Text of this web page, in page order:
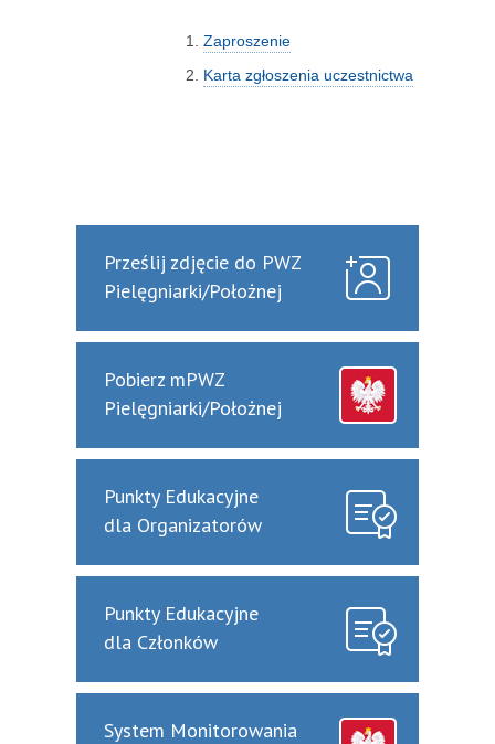
Zaproszenie
Karta zgłoszenia uczestnictwa
Prześlij zdjęcie do PWZ
Pielęgniarki/Położnej
Pobierz mPWZ
Pielęgniarki/Położnej
Punkty Edukacyjne
dla Organizatorów
Punkty Edukacyjne
dla Członków
System Monitorowania